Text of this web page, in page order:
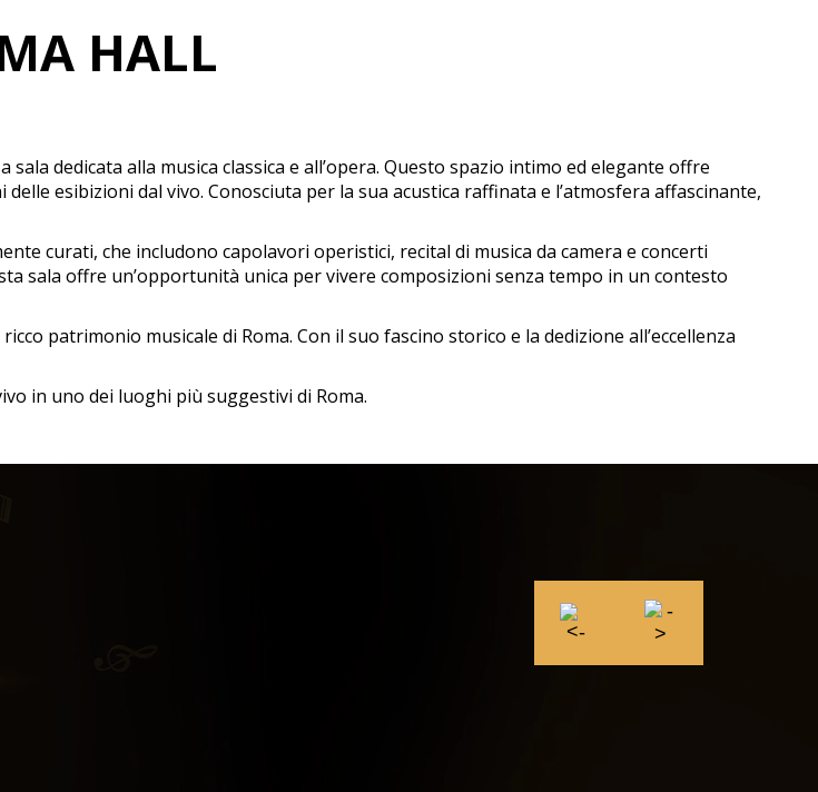
HALL
dedicata alla musica classica e all’opera. Questo spazio intimo ed elegante offre
esibizioni dal vivo. Conosciuta per la sua acustica raffinata e l’atmosfera affascinante,
curati, che includono capolavori operistici, recital di musica da camera e concerti
sala offre un’opportunità unica per vivere composizioni senza tempo in un contesto
patrimonio musicale di Roma. Con il suo fascino storico e la dedizione all’eccellenza
in uno dei luoghi più suggestivi di Roma.